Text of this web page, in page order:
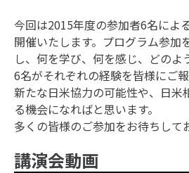
今回は2015年度の参加者6名によ
開催いたします。プログラム参加
し、何を学び、何を感じ、どのよ
6名がそれぞれの経験を皆様にご
新たな日米協力の可能性や、日米
る機会になればと思います。
多くの皆様のご参加をお待ちして
講演会動画